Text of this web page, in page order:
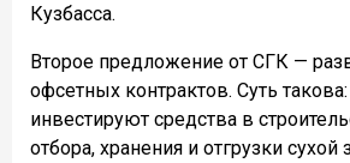
Кузбасса.
Второе предложение от СГК —
офсетных контрактов. Суть
инвестируют средства в
отбора, хранения и отгрузки сухой